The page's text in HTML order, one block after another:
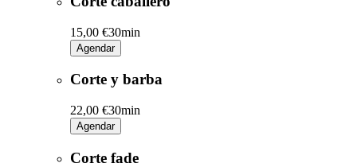
15,00 €30min
Agendar
Corte y barba
22,00 €30min
Agendar
Corte fade